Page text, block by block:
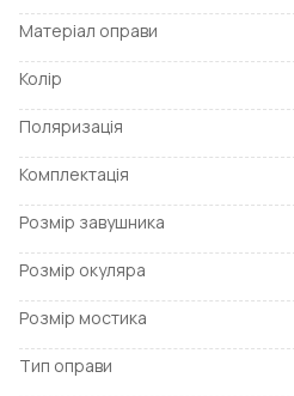
Матеріал оправи
Колір
Поляризація
Комплектація
Розмір завушника
Розмір окуляра
Розмір мостика
Тип оправи